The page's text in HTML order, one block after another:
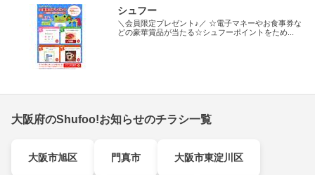
シュフー
＼会員限定プレゼント♪／ ☆電子マネーやお食事券な
どの豪華賞品が当たる☆シュフーポイントをため...
大阪府のShufoo!お知らせのチラシ一覧
大阪市旭区 門真市 大阪市東淀川区